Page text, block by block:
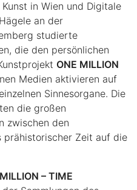
in Wien und Digitale
an der
studierte
die den persönlichen
ONE MILLION
Medien aktivieren auf
Sinnesorgane. Die
die großen
zwischen den
prähistorischer Zeit auf die
– TIME